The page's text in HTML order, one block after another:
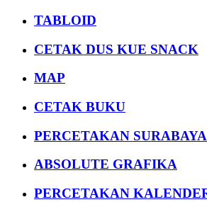
TABLOID
CETAK DUS KUE SNACK
MAP
CETAK BUKU
PERCETAKAN
ABSOLUTE GRAFIKA
PERCETAKAN